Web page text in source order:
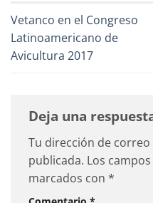
Vetanco en el Congreso
Latinoamericano de
Avicultura 2017
Deja una
Tu dirección de
publicada. Los
marcados con *